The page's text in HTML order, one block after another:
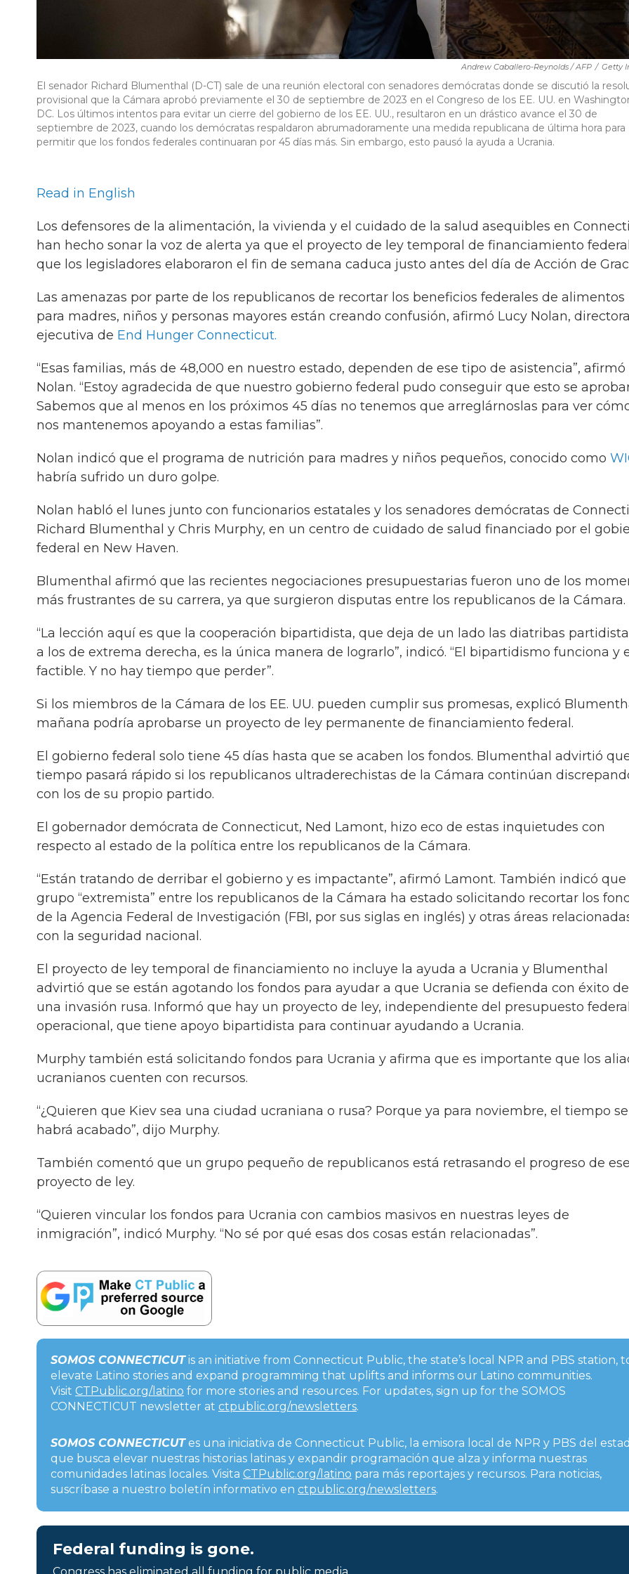
Andrew Caballero-Reynolds / AFP / Getty
El senador Richard Blumenthal (D-CT) sale de una reunión electoral con senadores demócratas donde se discutió la
provisional que la Cámara aprobó previamente el 30 de septiembre de 2023 en el Congreso de los EE. UU. en
DC. Los últimos intentos para evitar un cierre del gobierno de los EE. UU., resultaron en un drástico avance el 30 de
septiembre de 2023, cuando los demócratas respaldaron abrumadoramente una medida republicana de última hora para
permitir que los fondos federales continuaran por 45 días más. Sin embargo, esto pausó la ayuda a Ucrania.
Read in English
Los defensores de la alimentación, la vivienda y el cuidado de la salud asequibles en
han hecho sonar la voz de alerta ya que el proyecto de ley temporal de financiamiento federal
que los legisladores elaboraron el fin de semana caduca justo antes del día de Acción de
Las amenazas por parte de los republicanos de recortar los beneficios federales de alimentos
para madres, niños y personas mayores están creando confusión, afirmó Lucy Nolan, directora
ejecutiva de End Hunger Connecticut.
“Esas familias, más de 48,000 en nuestro estado, dependen de ese tipo de asistencia”, afirmó
Nolan. “Estoy agradecida de que nuestro gobierno federal pudo conseguir que esto se
Sabemos que al menos en los próximos 45 días no tenemos que arreglárnoslas para ver
nos mantenemos apoyando a estas familias”.
Nolan indicó que el programa de nutrición para madres y niños pequeños, conocido como
habría sufrido un duro golpe.
Nolan habló el lunes junto con funcionarios estatales y los senadores demócratas de
Richard Blumenthal y Chris Murphy, en un centro de cuidado de salud financiado por el
federal en New Haven.
Blumenthal afirmó que las recientes negociaciones presupuestarias fueron uno de los
más frustrantes de su carrera, ya que surgieron disputas entre los republicanos de la Cámara.
“La lección aquí es que la cooperación bipartidista, que deja de un lado las diatribas
a los de extrema derecha, es la única manera de lograrlo”, indicó. “El bipartidismo funciona y
factible. Y no hay tiempo que perder”.
Si los miembros de la Cámara de los EE. UU. pueden cumplir sus promesas, explicó
mañana podría aprobarse un proyecto de ley permanente de financiamiento federal.
El gobierno federal solo tiene 45 días hasta que se acaben los fondos. Blumenthal advirtió
tiempo pasará rápido si los republicanos ultraderechistas de la Cámara continúan
con los de su propio partido.
El gobernador demócrata de Connecticut, Ned Lamont, hizo eco de estas inquietudes con
respecto al estado de la política entre los republicanos de la Cámara.
“Están tratando de derribar el gobierno y es impactante”, afirmó Lamont. También indicó que
grupo “extremista” entre los republicanos de la Cámara ha estado solicitando recortar los
de la Agencia Federal de Investigación (FBI, por sus siglas en inglés) y otras áreas
con la seguridad nacional.
El proyecto de ley temporal de financiamiento no incluye la ayuda a Ucrania y Blumenthal
advirtió que se están agotando los fondos para ayudar a que Ucrania se defienda con éxito de
una invasión rusa. Informó que hay un proyecto de ley, independiente del presupuesto federal
operacional, que tiene apoyo bipartidista para continuar ayudando a Ucrania.
Murphy también está solicitando fondos para Ucrania y afirma que es importante que los
ucranianos cuenten con recursos.
“¿Quieren que Kiev sea una ciudad ucraniana o rusa? Porque ya para noviembre, el tiempo se
habrá acabado”, dijo Murphy.
También comentó que un grupo pequeño de republicanos está retrasando el progreso de ese
proyecto de ley.
“Quieren vincular los fondos para Ucrania con cambios masivos en nuestras leyes de
inmigración”, indicó Murphy. “No sé por qué esas dos cosas están relacionadas”.
SOMOS CONNECTICUTis an initiative from Connecticut Public, the state’s local NPR and PBS station,
elevate Latino stories and expand programming that uplifts and informs our Latino communities.
Visit CTPublic.org/latino for more stories and resources. For updates, sign up for the SOMOS
CONNECTICUT newsletter at ctpublic.org/newsletters.
SOMOS CONNECTICUTes una iniciativa de Connecticut Public, la emisora local de NPR y PBS del
que busca elevar nuestras historias latinas y expandir programación que alza y informa nuestras
comunidades latinas locales. Visita CTPublic.org/latino para más reportajes y recursos. Para noticias,
suscríbase a nuestro boletín informativo en ctpublic.org/newsletters.
Federal funding is gone.